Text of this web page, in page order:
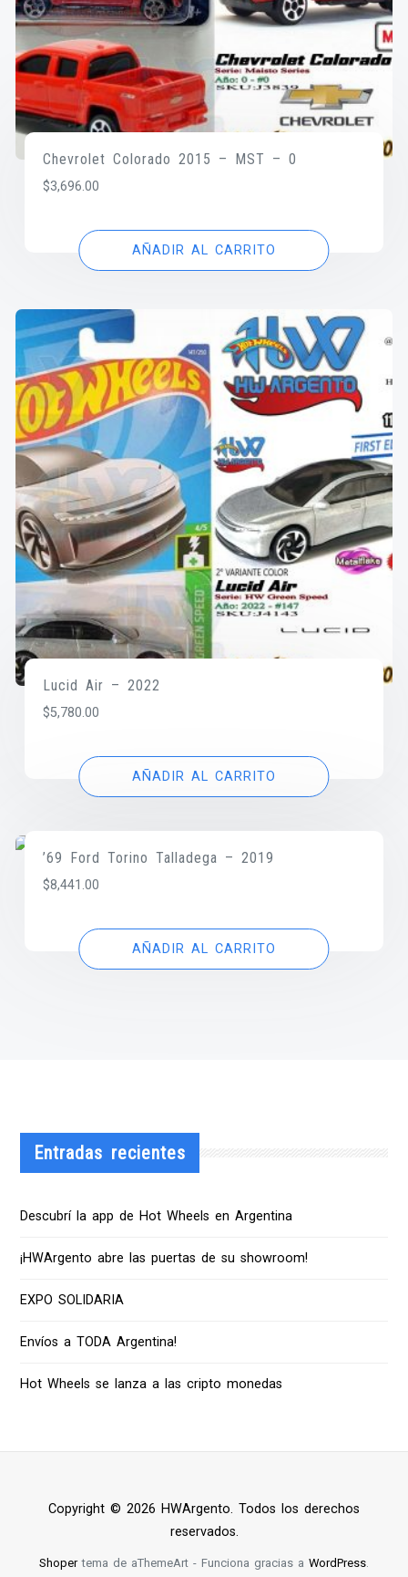
Chevrolet Colorado 2015 – MST – 0
$3,696.00
AÑADIR AL CARRITO
Lucid Air – 2022
$5,780.00
AÑADIR AL CARRITO
’69 Ford Torino Talladega – 2019
$8,441.00
AÑADIR AL CARRITO
Entradas recientes
Descubrí la app de Hot Wheels en Argentina
¡HWArgento abre las puertas de su showroom!
EXPO SOLIDARIA
Envíos a TODA Argentina!
Hot Wheels se lanza a las cripto monedas
Copyright © 2026 HWArgento. Todos los derechos
reservados.
Shopertema de aThemeArt - Funciona gracias a WordPress